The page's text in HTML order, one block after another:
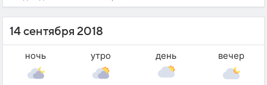
14 сентября 2018
ночь утро день вечер